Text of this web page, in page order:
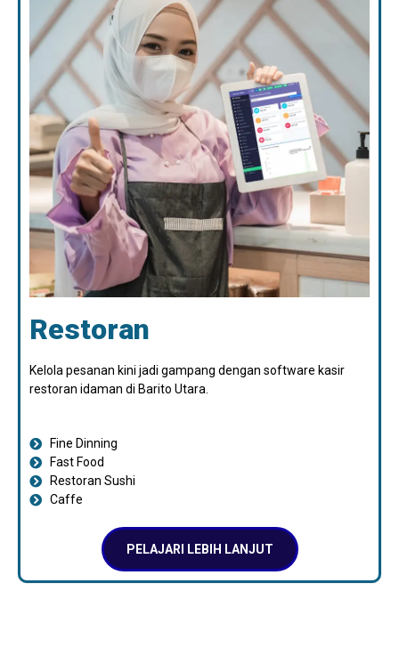
Restoran
Kelola pesanan kini jadi gampang dengan software kasir
restoran idaman di Barito Utara.
Fine Dinning
Fast Food
Restoran Sushi
Caffe
PELAJARI LEBIH LANJUT